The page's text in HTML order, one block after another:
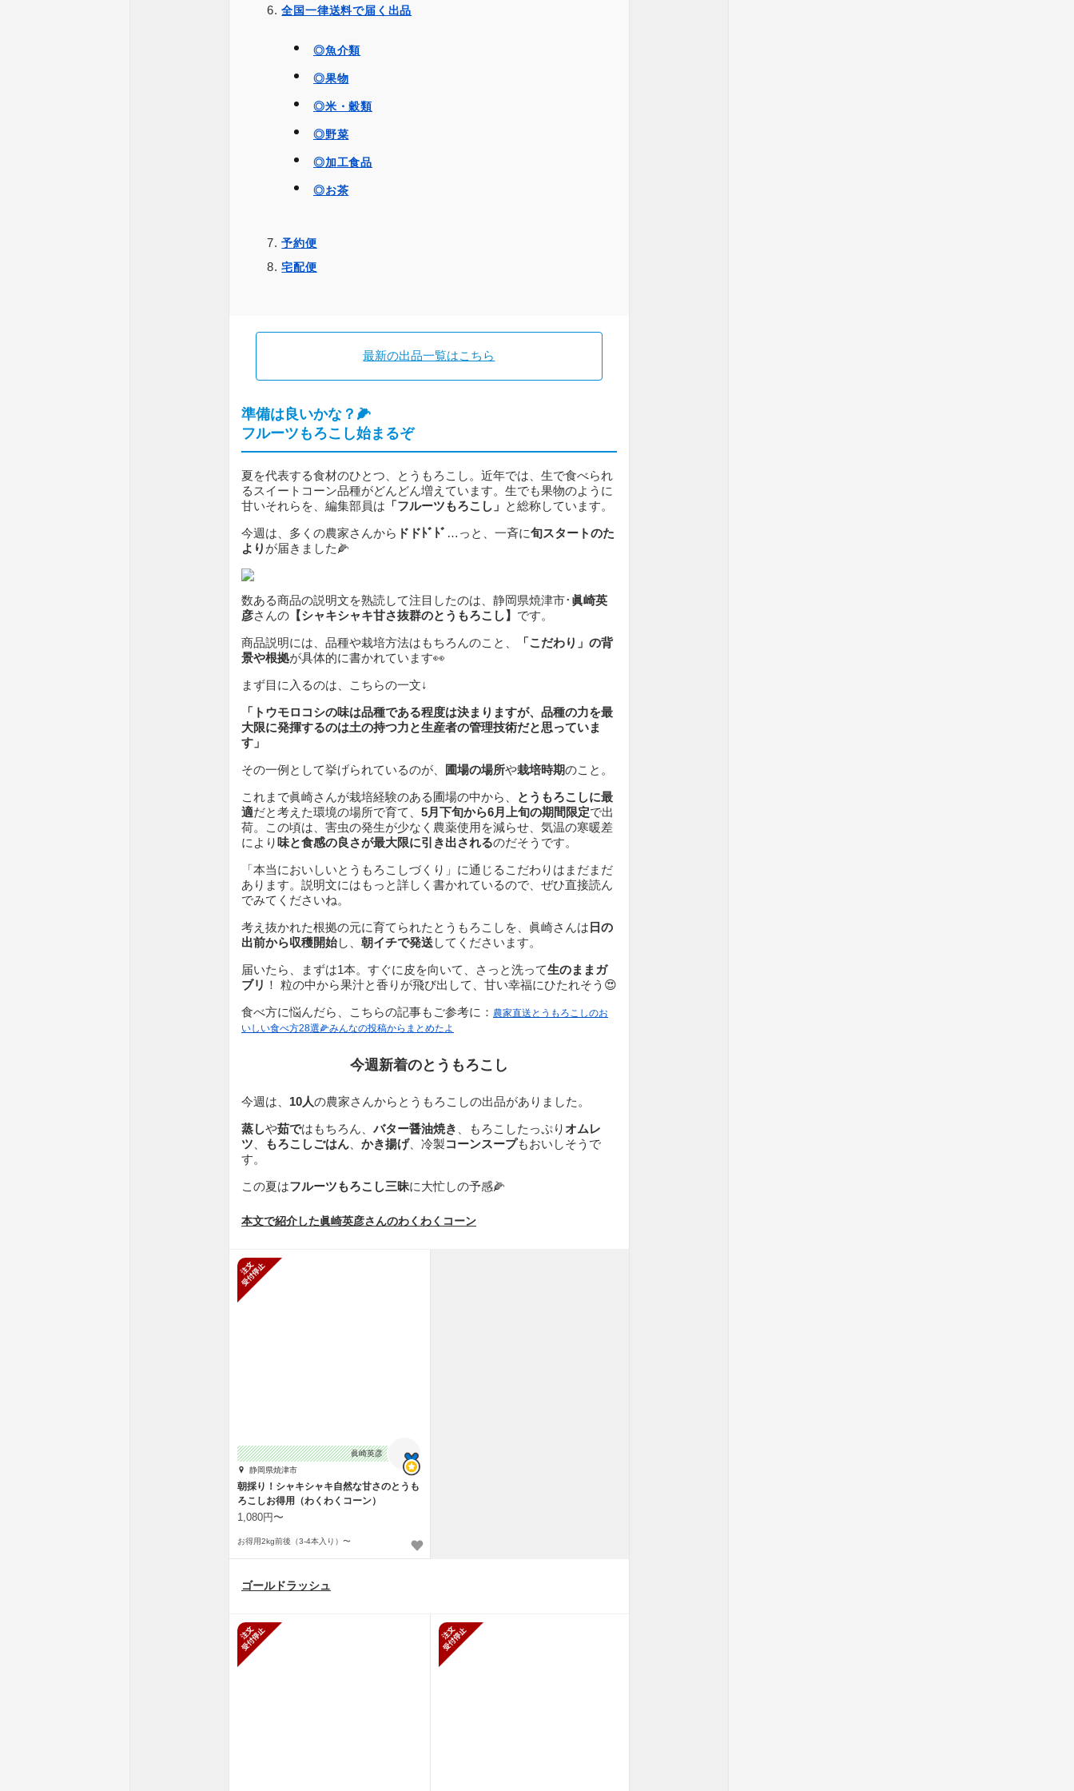
全国一律送料で届く出品
◎魚介類
◎果物
◎米・穀類
◎野菜
◎加工食品
◎お茶
予約便
宅配便
最新の出品一覧はこちら
準備は良いかな？🌽
フルーツもろこし始まるぞ
夏を代表する食材のひとつ、とうもろこし。近年では、生で食べられ
るスイートコーン品種がどんどん増えています。生でも果物のように
甘いそれらを、編集部員は 「フルーツもろこし」 と総称しています。
今週は、多くの農家さんから ドドﾄﾞﾄﾞ …っと、一斉に旬スタートのた
より が届きました🌽
数ある商品の説明文を熟読して注目したのは、静岡県焼津市･ 眞崎英
彦さんの 【シャキシャキ甘さ抜群のとうもろこし】 です。
商品説明には、品種や栽培方法はもちろんのこと、
「こだわり」の背
景や根拠が具体的に書かれています👀
まず目に入るのは、こちらの一文↓
「トウモロコシの味は品種である程度は決まりますが、品種の力を最
大限に発揮するのは土の持つ力と生産者の管理技術だと思っていま
す」
その一例として挙げられているのが、
圃場の場所や栽培時期のこと。
これまで眞崎さんが栽培経験のある圃場の中から、
とうもろこしに最
適だと考えた環境の場所で育て、 5月下旬から6月上旬の期間限定で出
荷。この頃は、害虫の発生が少なく農薬使用を減らせ、気温の寒暖差
により 味と食感の良さが最大限に引き出されるのだそうです。
「本当においしいとうもろこしづくり」に通じるこだわりはまだまだ
あります。説明文にはもっと詳しく書かれているので、ぜひ直接読ん
でみてくださいね。
考え抜かれた根拠の元に育てられたとうもろこしを、眞崎さんは 日の
出前から収穫開始し、 朝イチで発送 してくださいます。
届いたら、まずは1本。すぐに皮を向いて、さっと洗って生のままガ
ブリ ！ 粒の中から果汁と香りが飛び出して、甘い幸福にひたれそう😍
食べ方に悩んだら、こちらの記事もご参考に： 農家直送とうもろこしのお
いしい食べ方28選🌽みんなの投稿からまとめたよ
今週新着のとうもろこし
今週は、 10人の農家さんからとうもろこしの出品がありました。
蒸しや茹ではもちろん、 バター醤油焼き 、もろこしたっぷりオムレ
ツ
もろこしごはん かき揚げ、冷製コーンスープもおいしそうで
す。
この夏はフルーツもろこし三昧に大忙しの予感🌽
本文で紹介した眞崎英彦さんのわくわくコーン
眞崎英彦
静岡県焼津市
朝採り！シャキシャキ自然な甘さのとうも
ろこしお得用（わくわくコーン）
1,080円〜
お得用2kg前後（3-4本入り）〜
ゴールドラッシュ